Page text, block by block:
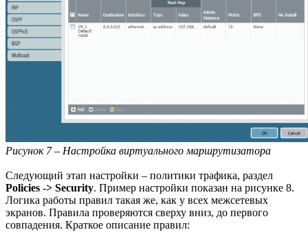
Рисунок 7 – Настройка виртуального маршрутизатора
Следующий этап настройки – политики трафика, раздел
Policies -> Security. Пример настройки показан на рисунке 8.
Логика работы правил такая же, как у всех межсетевых
экранов. Правила проверяются сверху вниз, до первого
совпадения. Краткое описание правил: